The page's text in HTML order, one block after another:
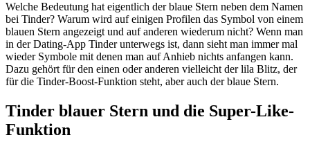
Welche Bedeutung hat eigentlich der blaue Stern neben dem Namen
bei Tinder? Warum wird auf einigen Profilen das Symbol von einem
blauen Stern angezeigt und auf anderen wiederum nicht? Wenn man
in der Dating-App Tinder unterwegs ist, dann sieht man immer mal
wieder Symbole mit denen man auf Anhieb nichts anfangen kann.
Dazu gehört für den einen oder anderen vielleicht der lila Blitz, der
für die Tinder-Boost-Funktion steht, aber auch der blaue Stern.
Tinder blauer Stern und die Super-Like-
Funktion